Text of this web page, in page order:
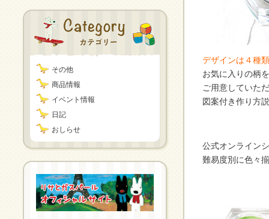
その他
商品情報
イベント情報
日記
おしらせ
デザインは４種
お気に入りの柄
ご用意していた
図案付き作り方
公式オンライン
難易度別に色々